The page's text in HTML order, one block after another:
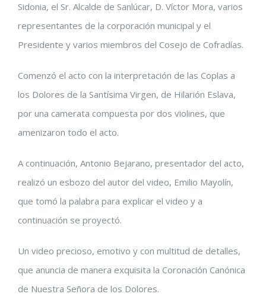
Sidonia, el Sr. Alcalde de Sanlúcar, D. Víctor Mora, varios
representantes de la corporación municipal y el
Presidente y varios miembros del Cosejo de Cofradías.
Comenzó el acto con la interpretación de las Coplas a
los Dolores de la Santísima Virgen, de Hilarión Eslava,
por una camerata compuesta por dos violines, que
amenizaron todo el acto.
A continuación, Antonio Bejarano, presentador del acto,
realizó un esbozo del autor del video, Emilio Mayolín,
que tomó la palabra para explicar el video y a
continuación se proyectó.
Un video precioso, emotivo y con multitud de detalles,
que anuncia de manera exquisita la Coronación Canónica
de Nuestra Señora de los Dolores.